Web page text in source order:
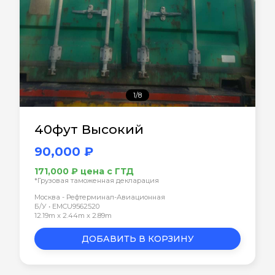
1/8
40фут Высокий
90,000 ₽
171,000 ₽ цена с ГТД
*Грузовая таможенная декларация
Москва - Рефтерминал-Авиационная
Б/У • EMCU9562520
12.19m x 2.44m x 2.89m
ДОБАВИТЬ В КОРЗИНУ